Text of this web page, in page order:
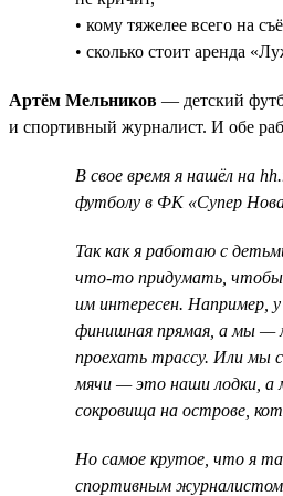
• кому тяжелее всего на
• сколько стоит аренда
Артём Мельников — детский
и спортивный журналист. И обе
В свое время я нашёл на
футболу в ФК «Супер
Так как я работаю с
что-то придумать, чтобы
им интересен. Например,
финишная прямая, а мы
проехать трассу. Или мы
мячи — это наши лодки,
сокровища на острове,
Но самое крутое, что я
спортивным